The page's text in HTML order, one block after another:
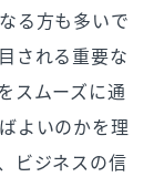
る方も多いで
される重要な
スムーズに通
よいのかを理
ビジネスの信